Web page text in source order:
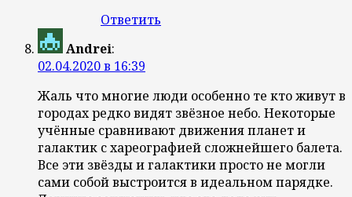
Ответить
Andrei:
02.04.2020 в 16:39
Жаль что многие люди особенно те кто живут в
городах редко видят звёзное небо. Некоторые
учённые сравнивают движения планет и
галактик с хареографией сложнейшего балета.
Все эти звёзды и галактики просто не могли
сами собой выстроится в идеальном парядке.